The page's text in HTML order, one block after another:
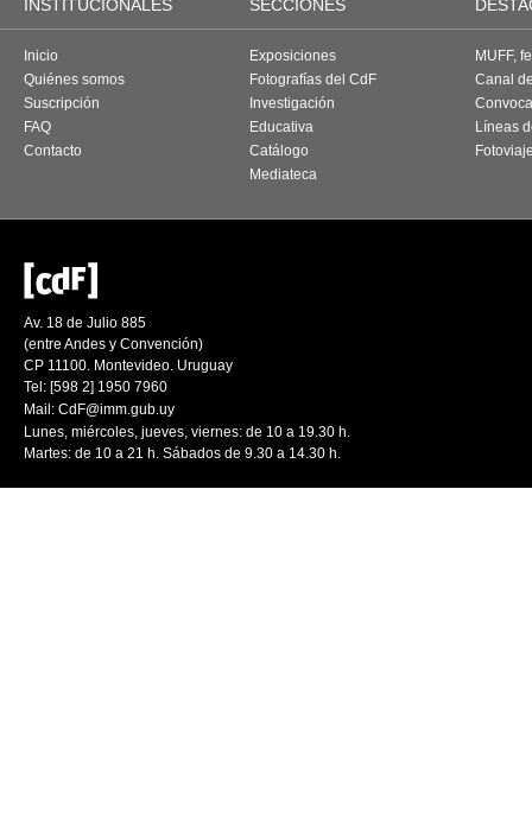
INSTITUCIONALES SECCIONES
Inicio
Quiénes somos
Suscripción
FAQ
Contacto
Exposiciones
Fotografías del CdF
Investigación
Educativa
Catálogo
Mediateca
MUFF,
Canal
Líneas
Av. 18 de Julio 885
(entre Andes y Convención)
CP 11100. Montevideo. Uruguay
Tel: [598 2] 1950 7960
Mail: CdF@imm.gub.uy
Lunes, miércoles, jueves, viernes: de 10 a 19.30 h.
Martes: de 10 a 21 h. Sábados de 9.30 a 14.30 h.